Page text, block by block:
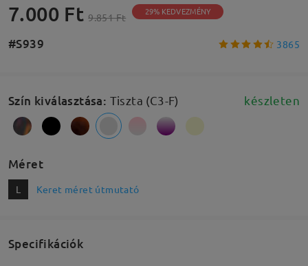
7.000 Ft 9.851 Ft 29% KEDVEZMÉNY
#S939 3865
Szín kiválasztása: Tiszta (C3-F) készleten
Méret
L Keret méret útmutató
Specifikációk